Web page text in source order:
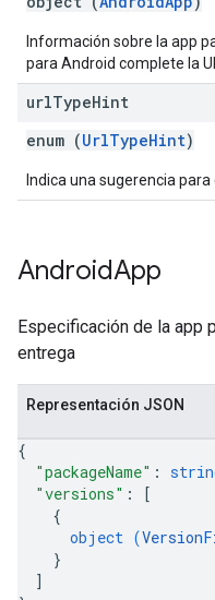
Información sobre la app
para Android complete la
urlTypeHint
enum (UrlTypeHint)
Indica una sugerencia para
AndroidApp
Especificación de la app
entrega
Representación JSON
{
"packageName" :
"versions" :
[
{
object (
}
]